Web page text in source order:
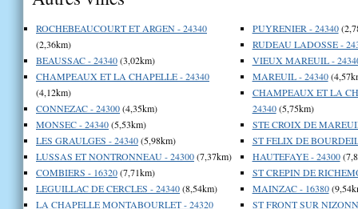
ROCHEBEAUCOURT ET ARGEN - 24340
(2,36km)
BEAUSSAC - 24340(3,02km)
CHAMPEAUX ET LA CHAPELLE - 24340
(4,12km)
CONNEZAC - 24300(4,35km)
MONSEC - 24340(5,53km)
LES GRAULGES - 24340(5,98km)
LUSSAS ET NONTRONNEAU - 24300(7,37km)
COMBIERS - 16320(7,71km)
LEGUILLAC DE CERCLES - 24340(8,54km)
LA CHAPELLE MONTABOURLET - 24320
PUYRENIER - 24340
RUDEAU LADOSSE -
VIEUX MAREUIL -
MAREUIL - 24340
CHAMPEAUX ET LA
24340(5,75km)
STE CROIX DE
ST FELIX DE
HAUTEFAYE - 24300
ST CREPIN DE
MAINZAC - 16380
ST FRONT SUR